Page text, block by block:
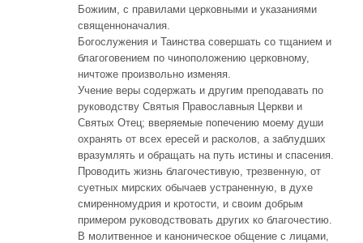
Божиим, с правилами церковными и указаниями
священноначалия.
Богослужения и Таинства совершать со тщанием и
благоговением по чиноположению церковному,
ничтоже произвольно изменяя.
Учение веры содержать и другим преподавать по
руководству Святыя Православныя Церкви и
Святых Отец; вверяемые попечению моему души
охранять от всех ересей и расколов, а заблудших
вразумлять и обращать на путь истины и спасения.
Проводить жизнь благочестивую, трезвенную, от
суетных мирских обычаев устраненную, в духе
смиренномудрия и кротости, и своим добрым
примером руководствовать других ко благочестию.
В молитвенное и каноническое общение с лицами,